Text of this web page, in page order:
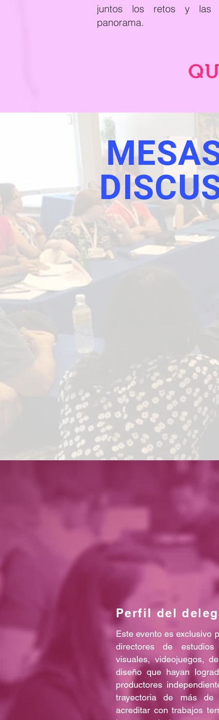
juntos los retos y las
panorama.
Perfil del
Este evento es exclusivo
directores de
visuales, videojuegos,
diseño que hayan
productores
trayectoria de más
acreditar con trabajos